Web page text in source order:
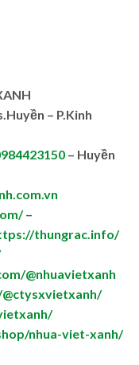
– P.Kinh
– Huyền
–
thungrac.info/
@nhuavietxanh
nhua-viet-xanh/